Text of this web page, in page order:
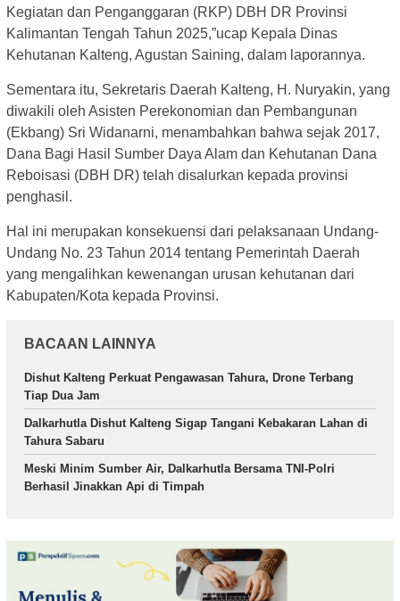
Kegiatan dan Penganggaran (RKP) DBH DR Provinsi
Kalimantan Tengah Tahun 2025,”ucap Kepala Dinas
Kehutanan Kalteng, Agustan Saining, dalam laporannya.
Sementara itu, Sekretaris Daerah Kalteng, H. Nuryakin, yang
diwakili oleh Asisten Perekonomian dan Pembangunan
(Ekbang) Sri Widanarni, menambahkan bahwa sejak 2017,
Dana Bagi Hasil Sumber Daya Alam dan Kehutanan Dana
Reboisasi (DBH DR) telah disalurkan kepada provinsi
penghasil.
Hal ini merupakan konsekuensi dari pelaksanaan Undang-
Undang No. 23 Tahun 2014 tentang Pemerintah Daerah
yang mengalihkan kewenangan urusan kehutanan dari
Kabupaten/Kota kepada Provinsi.
BACAAN LAINNYA
Dishut Kalteng Perkuat Pengawasan Tahura, Drone Terbang
Tiap Dua Jam
Dalkarhutla Dishut Kalteng Sigap Tangani Kebakaran Lahan di
Tahura Sabaru
Meski Minim Sumber Air, Dalkarhutla Bersama TNI-Polri
Berhasil Jinakkan Api di Timpah